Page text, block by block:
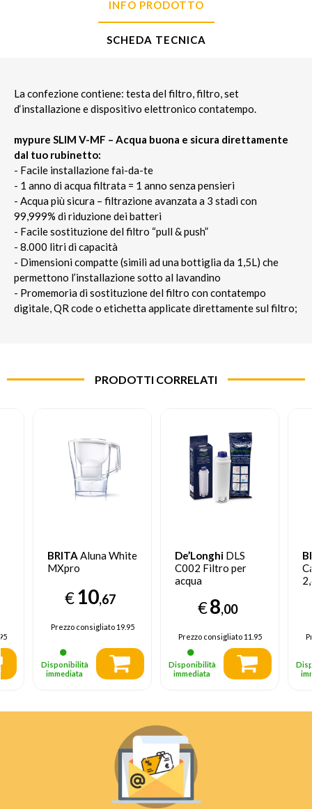
INFO PRODOTTO
SCHEDA TECNICA
La confezione contiene: testa del filtro, filtro, set
d‘installazione e dispositivo elettronico contatempo.
mypure SLIM V-MF – Acqua buona e sicura direttamente
dal tuo rubinetto:
- Facile installazione fai-da-te
- 1 anno di acqua filtrata = 1 anno senza pensieri
- Acqua più sicura – filtrazione avanzata a 3 stadi con
99,999% di riduzione dei batteri
- Facile sostituzione del filtro “pull & push”
- 8.000 litri di capacità
- Dimensioni compatte (simili ad una bottiglia da 1,5L) che
permettono l’installazione sotto al lavandino
- Promemoria di sostituzione del filtro con contatempo
digitale, QR code o etichetta applicate direttamente sul filtro;
PRODOTTI CORRELATI
BRITA Aluna White
MXpro
€10,67
Prezzo consigliato19.95
Disponibilità
immediata
De’Longhi DLS
C002 Filtro per
acqua
€8,00
Prezzo consigliato11.95
Disponibilità
immediata